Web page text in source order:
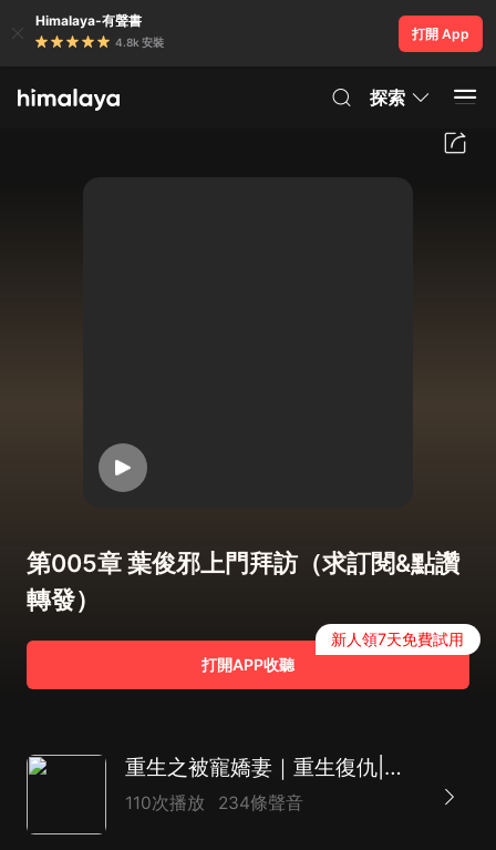
Himalaya-有聲書
4.8k 安裝
打開 App
探索
第005章 葉俊邪上門拜訪（求訂閱&點讚
轉發）
打開APP收聽
新人領7天免費試用
重生之被寵嬌妻｜重生復仇|現言甜寵｜霸總暗戀｜豪門鬥爭｜精品AI多播
110次播放 234條聲音